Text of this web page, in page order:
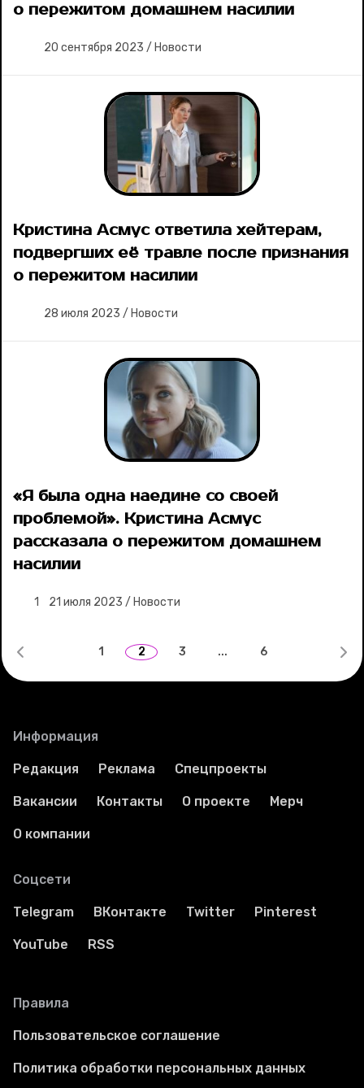
о пережитом домашнем насилии
20 сентября 2023 / Новости
Кристина Асмус ответила хейтерам,
подвергших её травле после признания
о пережитом насилии
28 июля 2023 / Новости
«Я была одна наедине со своей
проблемой». Кристина Асмус
рассказала о пережитом домашнем
насилии
1 21 июля 2023 / Новости
1 2 3 ... 6
Информация
Редакция Реклама Спецпроекты
Вакансии Контакты О проекте Мерч
О компании
Соцсети
Telegram ВКонтакте Twitter Pinterest
YouTube RSS
Правила
Пользовательское соглашение
Политика обработки персональных данных